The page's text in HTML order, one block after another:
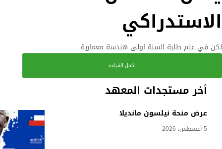
أخر مستجدات المعهد
عرض منحة نيلسون مانديلا
5 أغسطس، 2026
الاستدراكي
لكن في علم طلبة السنة اولى هندسة معمارية
اكمل القراءة